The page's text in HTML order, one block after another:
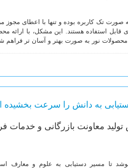
تک کاربره بوده و تنها با اعطای مجوز
قابل استفاده هستند. این مشکل، با ارائه
محصولات نور به صورت بهتر و آسان تر
به دانش را سرعت
معاونت بازرگانی و خدمات
تا مسیر دستیابی به علوم و معارف